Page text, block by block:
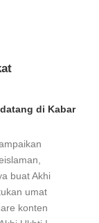
di Kabar
buat Akhi
umat
konten